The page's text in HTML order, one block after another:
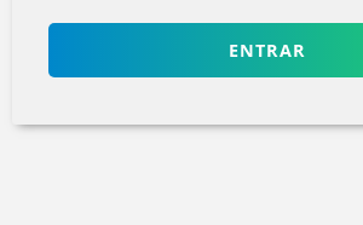
ENTRAR